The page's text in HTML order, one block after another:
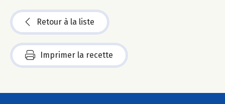
Retour à la liste
Imprimer la recette